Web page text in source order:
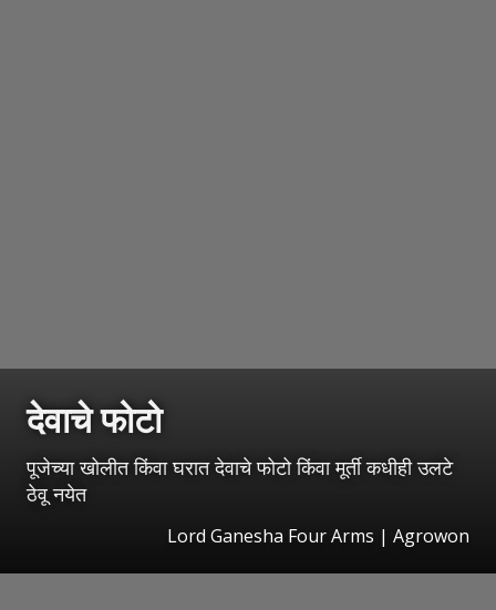
देवाचे फोटो
पूजेच्या खोलीत किंवा घरात देवाचे फोटो किंवा मूर्ती कधीही उलटे
ठेवू नयेत
Lord Ganesha Four Arms | Agrowon